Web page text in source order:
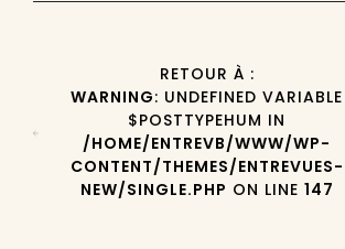
RETOUR À :
WARNING: UNDEFINED VARIABLE
$POSTTYPEHUM IN
/HOME/ENTREVB/WWW/WP-
CONTENT/THEMES/ENTREVUES-
NEW/SINGLE.PHP ON LINE 147